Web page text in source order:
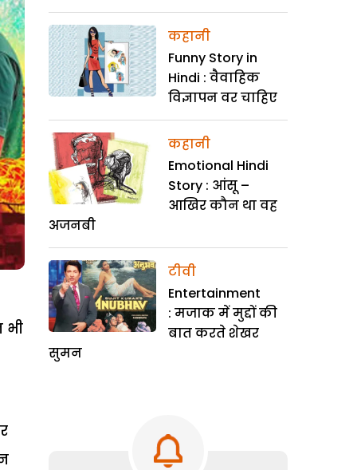
भी
कहानी
Funny Story in
Hindi : वैवाहिक
विज्ञापन वर चाहिए
कहानी
Emotional Hindi
Story : आंसू –
आखिर कौन था वह
अजनबी
टीवी
Entertainment
: मजाक में मुद्दों की
बात करते शेखर
सुमन